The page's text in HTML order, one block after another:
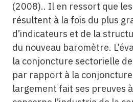
(2008).. Il en ressort que
résultent à la fois du plus
d’indicateurs et de la
du nouveau baromètre.
la conjoncture sectorielle
par rapport à la
largement fait ses preuves